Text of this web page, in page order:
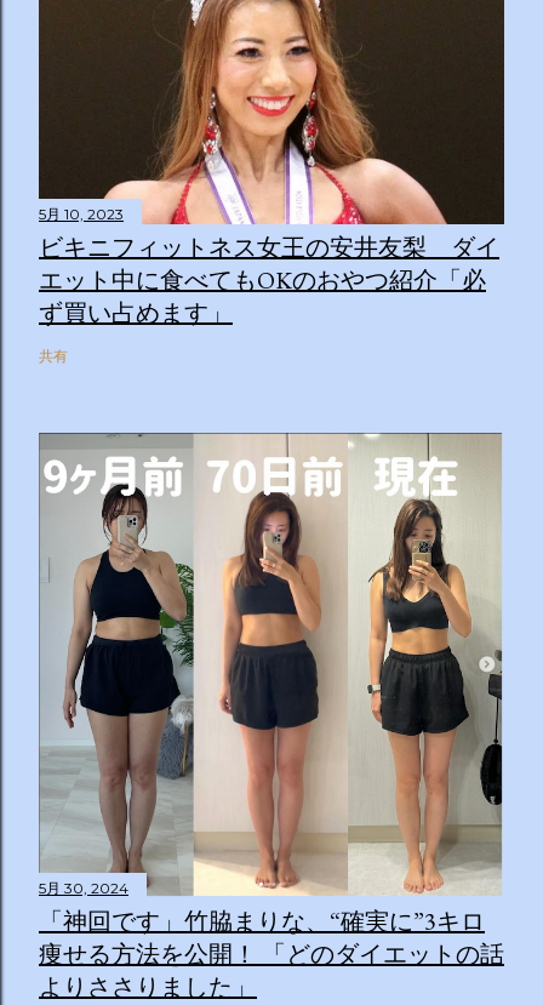
5月 10, 2023
ビキニフィットネス女王の安井友梨 ダイ
エット中に食べてもOKのおやつ紹介「必
ず買い占めます」
共有
5月 30, 2024
「神回です」竹脇まりな、“確実に”3キロ
痩せる方法を公開！ 「どのダイエットの話
よりささりました」